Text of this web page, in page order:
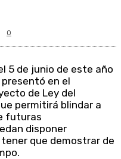
0
5 de junio de este año
en el
de Ley del
permitirá blindar a
futuras
disponer
que demostrar de